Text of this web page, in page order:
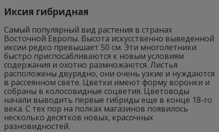
Иксия гибридная
Самый популярный вид растения в странах
Восточной Европы. Высота искусственно выведенной
иксии редко превышает 50 см. Эти многолетники
быстро приспосабливаются к новым условиям
содержания и охотно размножаются. Листья
расположены двурядно, они очень узкие и нуждаются
в рассеянном свете. Цветки имеют форму воронки и
собраны в колосовидные соцветия. Цветоводы
начали выводить первые гибриды еще в конце 18-го
века. С тех пор на полках магазинов появилось
несколько десятков новых, красочных
разновидностей.